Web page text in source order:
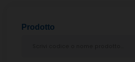
Prodotto